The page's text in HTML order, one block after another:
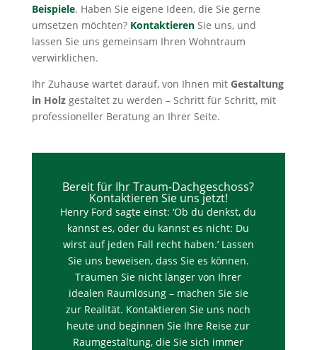
Beispiele. Haben Sie eigene Ideen, die Sie gerne
umsetzen möchten? KontaktierenSie uns, und
lassen Sie uns gemeinsam Ihren Wohntraum
verwirklichen.
Ihr Zuhause wartet darauf, von Ihnen mit Gestaltung
in Holzgestaltet zu werden – Schritt für Schritt, mit
professioneller Beratung an Ihrer Seite.
Bereit für Ihr Traum-Dachgeschoss?
Kontaktieren Sie uns jetzt!
Henry Ford sagte einst: ‘Ob du denkst, du
kannst es, oder du kannst es nicht: Du
wirst auf jeden Fall recht haben.’ Lassen
Sie uns beweisen, dass Sie es können.
Träumen Sie nicht länger von Ihrer
idealen Raumlösung – machen Sie sie
zur Realität. Kontaktieren Sie uns noch
heute und beginnen Sie Ihre Reise zur
Raumgestaltung, die Sie sich immer